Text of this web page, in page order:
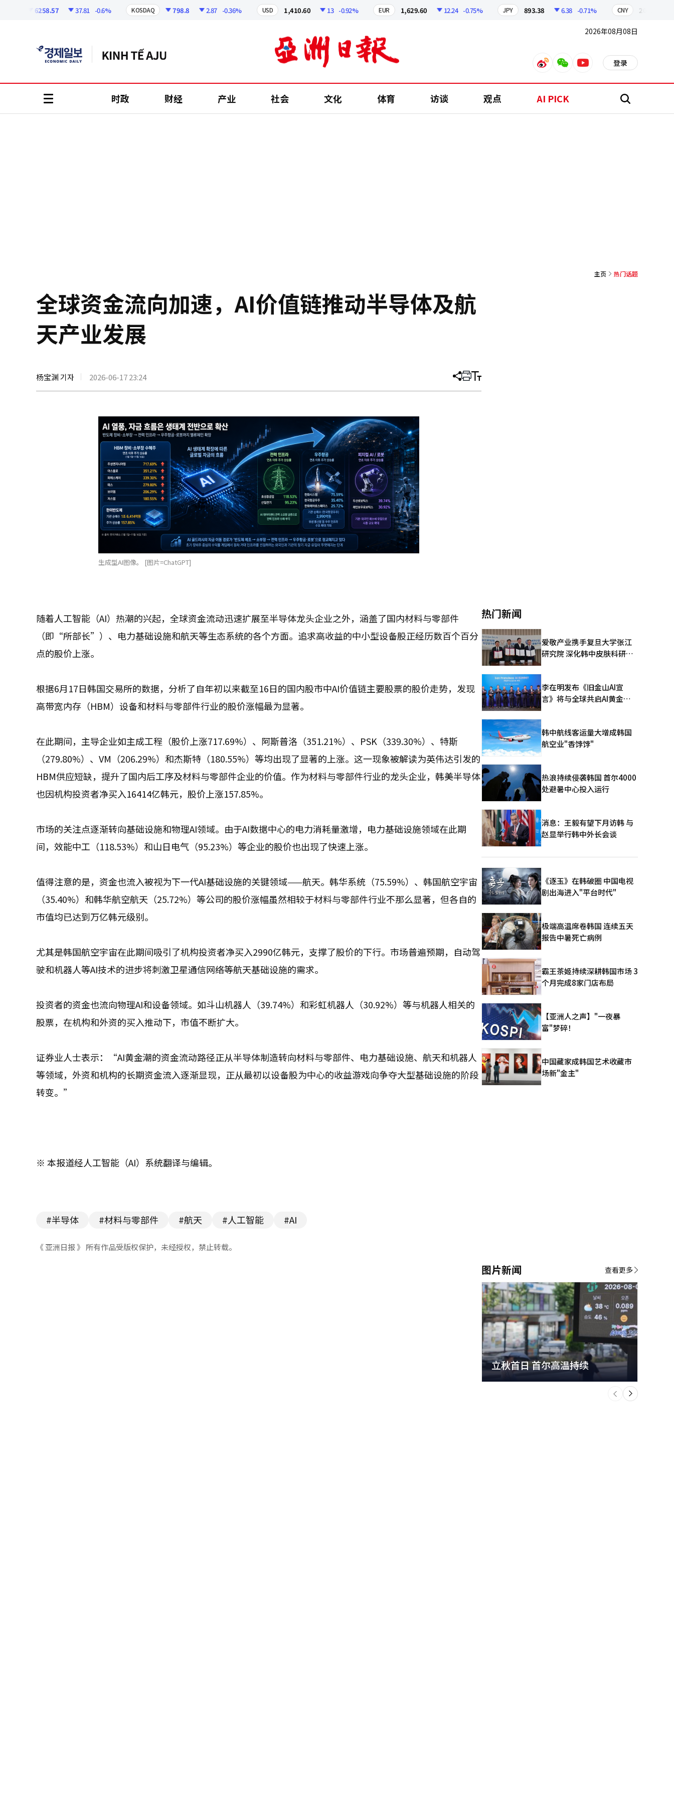
6258.57 37.81 -0.6% KOSDAQ 798.8 2.87 -0.36% USD 1,410.60 13 -0.92% EUR 1,629.60 12.24 -0.75% JPY 893.38 6.38 -0.71% CNY 209.17
2026年08月08日
weiboweixinyoutube 登录
时政 财经 产业 社会 文化 体育 访谈 观点 AI PICK 搜
主页 热门话题
全球资金流向加速，AI价值链推动半导体及航
天产业发展
杨宝渊 기자 2026-06-17 23:24 分
文
打 调
大
生成型AI图像。 [图片=ChatGPT]
随着人工智能（AI）热潮的兴起，全球资金流动迅速扩展至半导体龙头企业之外，涵盖了国内材料与零部件
（即“所部长”）、电力基础设施和航天等生态系统的各个方面。追求高收益的中小型设备股正经历数百个百分
点的股价上涨。
根据6月17日韩国交易所的数据，分析了自年初以来截至16日的国内股市中AI价值链主要股票的股价走势，发现
高带宽内存（HBM）设备和材料与零部件行业的股价涨幅最为显著。
在此期间，主导企业如主成工程（股价上涨717.69%）、阿斯普洛（351.21%）、PSK（339.30%）、特斯
（279.80%）、VM（206.29%）和杰斯特（180.55%）等均出现了显著的上涨。这一现象被解读为英伟达引发的
HBM供应短缺，提升了国内后工序及材料与零部件企业的价值。作为材料与零部件行业的龙头企业，韩美半导体
也因机构投资者净买入16414亿韩元，股价上涨157.85%。
市场的关注点逐渐转向基础设施和物理AI领域。由于AI数据中心的电力消耗量激增，电力基础设施领域在此期
间，效能中工（118.53%）和山日电气（95.23%）等企业的股价也出现了快速上涨。
值得注意的是，资金也流入被视为下一代AI基础设施的关键领域——航天。韩华系统（75.59%）、韩国航空宇宙
（35.40%）和韩华航空航天（25.72%）等公司的股价涨幅虽然相较于材料与零部件行业不那么显著，但各自的
市值均已达到万亿韩元级别。
尤其是韩国航空宇宙在此期间吸引了机构投资者净买入2990亿韩元，支撑了股价的下行。市场普遍预期，自动驾
驶和机器人等AI技术的进步将刺激卫星通信网络等航天基础设施的需求。
投资者的资金也流向物理AI和设备领域。如斗山机器人（39.74%）和彩虹机器人（30.92%）等与机器人相关的
股票，在机构和外资的买入推动下，市值不断扩大。
证券业人士表示：“AI黄金潮的资金流动路径正从半导体制造转向材料与零部件、电力基础设施、航天和机器人
等领域，外资和机构的长期资金流入逐渐显现，正从最初以设备股为中心的收益游戏向争夺大型基础设施的阶段
转变。”
※ 本报道经人工智能（AI）系统翻译与编辑。
#半导体 #材料与零部件 #航天 #人工智能 #AI
《 亚洲日报 》 所有作品受版权保护，未经授权，禁止转载。
热门新闻
爱敬产业携手复旦大学张江
研究院 深化韩中皮肤科研合
李在明发布《旧金山AI宣
言》将与全球共启AI黄金时
韩中航线客运量大增成韩国
航空业"香饽饽"
热浪持续侵袭韩国 首尔4000
处避暑中心投入运行
消息：王毅有望下月访韩 与
赵显举行韩中外长会谈
《逐玉》在韩破圈 中国电视
剧出海进入"平台时代"
极端高温席卷韩国 连续五天
报告中暑死亡病例
霸王茶姬持续深耕韩国市场 3
个月完成8家门店布局
【亚洲人之声】"一夜暴
富"梦碎！
中国藏家成韩国艺术收藏市
场新"金主"
图片新闻
立秋首日 首尔高温持续
下
一
个
查看更多